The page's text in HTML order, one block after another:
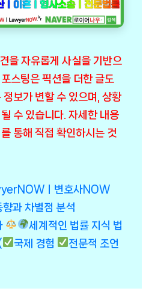
을 자유롭게 사실을 기반으
스팅은 픽션을 더한 글도
정보가 변할 수 있으며, 상황
수 있습니다. 자세한 내용
통해 직접 확인하시는 것
ㅣ변호사NOW
과 차별점 분석
세계적인 법률 지식 법
국제 경험
전문적 조언